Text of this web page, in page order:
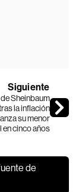
Siguiente
Sheinbaum
la inflación
su menor
en cinco años
de